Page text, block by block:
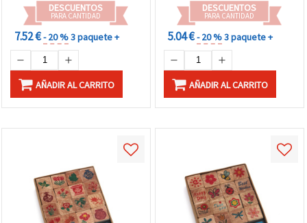
DESCUENTOS
PARA CANTIDAD
7.52 €- 20 %3 paquete +
AÑADIR AL CARRITO
DESCUENTOS
PARA CANTIDAD
5.04 €- 20 %3 paquete +
AÑADIR AL CARRITO